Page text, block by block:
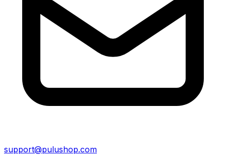
support@pulushop.com